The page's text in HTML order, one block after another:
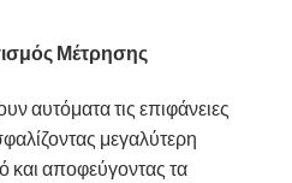
Μέτρησης
αυτόματα τις επιφάνειες
μεγαλύτερη
και αποφεύγοντας τα